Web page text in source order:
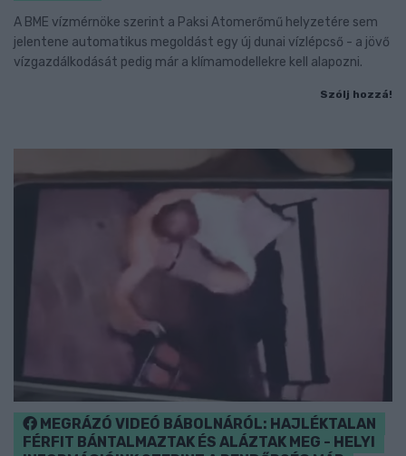
A BME vízmérnöke szerint a Paksi Atomerőmű helyzetére sem
jelentene automatikus megoldást egy új dunai vízlépcső - a jövő
vízgazdálkodását pedig már a klímamodellekre kell alapozni.
Szólj hozzá!
MEGRÁZÓ VIDEÓ BÁBOLNÁRÓL: HAJLÉKTALAN
FÉRFIT BÁNTALMAZTAK ÉS ALÁZTAK MEG - HELYI